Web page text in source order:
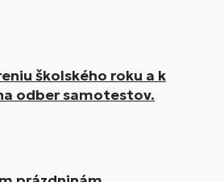
školského roku a k
odber samotestov.